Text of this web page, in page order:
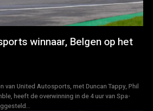
winnaar, Belgen op het
van United Autosports, met Duncan Tappy, Phil
heeft de overwinning in de 4 uur van Spa-